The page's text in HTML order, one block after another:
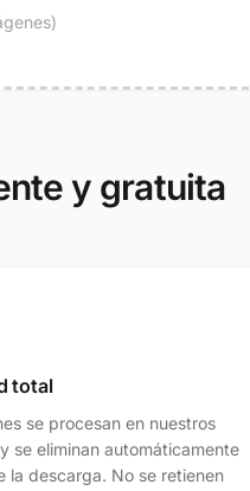
y gratuita
total
se procesan en nuestros
se eliminan automáticamente
la descarga. No se retienen